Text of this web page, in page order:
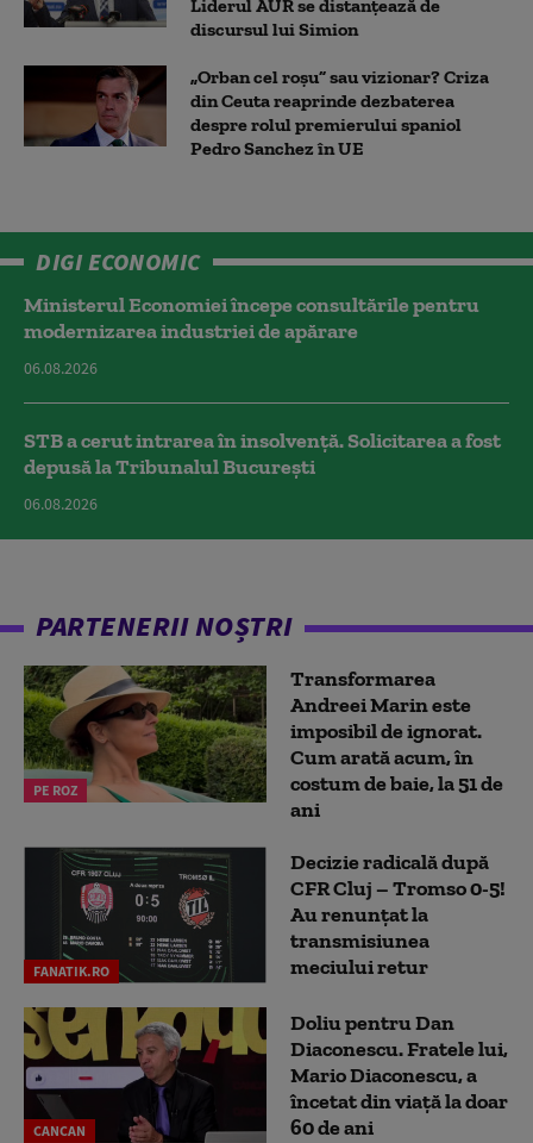
Liderul AUR se distanțează de
discursul lui Simion
„Orban cel roșu” sau vizionar? Criza
din Ceuta reaprinde dezbaterea
despre rolul premierului spaniol
Pedro Sanchez în UE
DIGI ECONOMIC
Ministerul Economiei începe consultările pentru
modernizarea industriei de apărare
06.08.2026
STB a cerut intrarea în insolvență. Solicitarea a fost
depusă la Tribunalul București
06.08.2026
PARTENERII NOȘTRI
PE ROZ
Transformarea
Andreei Marin este
imposibil de ignorat.
Cum arată acum, în
costum de baie, la 51 de
ani
FANATIK.RO
Decizie radicală după
CFR Cluj – Tromso 0-5!
Au renunțat la
transmisiunea
meciului retur
CANCAN
Doliu pentru Dan
Diaconescu. Fratele lui,
Mario Diaconescu, a
încetat din viață la doar
60 de ani